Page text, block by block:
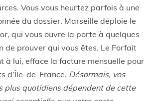
Vous vous heurtez parfois à une
du dossier. Marseille déploie le
qui vous ouvre la porte à quelques
de prouver qui vous êtes. Le Forfait
à lui, efface la facture mensuelle pour
d’Île-de-France. Désormais, vos
plus quotidiens dépendent de cette